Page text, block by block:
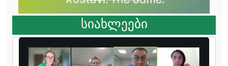
სიახლეები